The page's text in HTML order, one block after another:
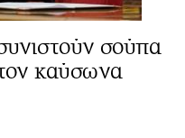
σούπα
καύσωνα